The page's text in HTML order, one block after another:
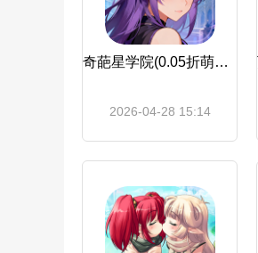
奇葩星学院(0.05折萌系挂机福利服)
2026-04-28 15:14